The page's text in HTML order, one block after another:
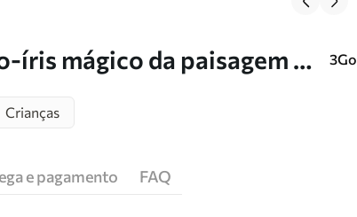
íris mágico da paisagem da
3
Crianças
e pagamento FAQ